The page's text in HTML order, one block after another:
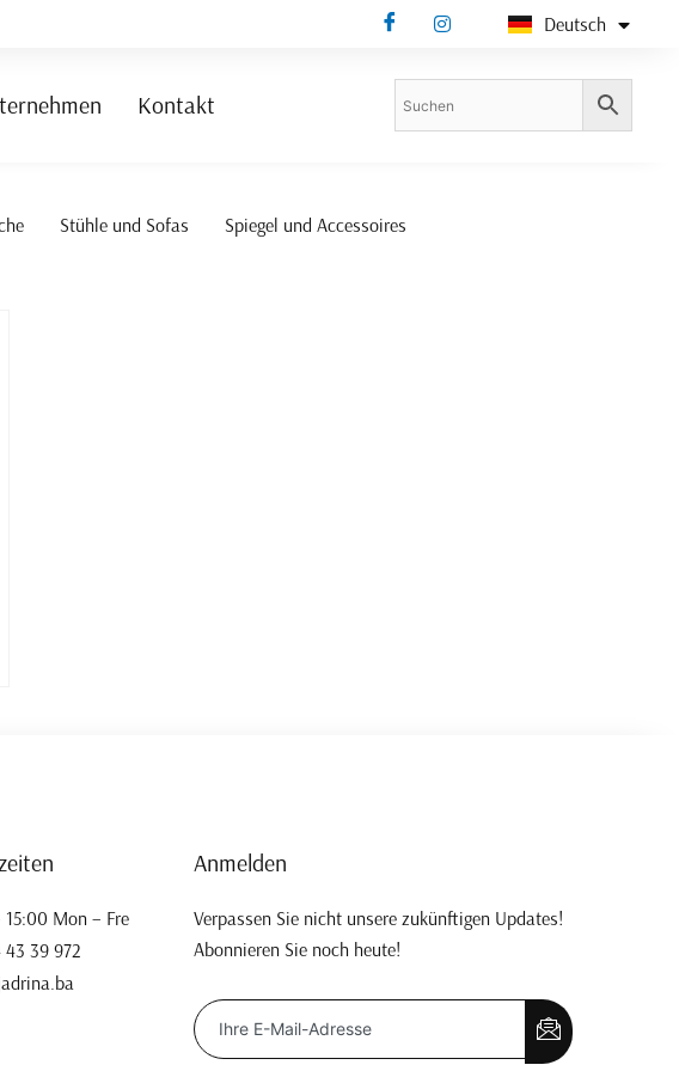
Deutsch
Bosanski
Kontakt
Stühle und Sofas Spiegel und Accessoires
Mon – Fre
43 39 972
Anmelden
Verpassen Sie nicht unsere zukünftigen Updates!
Abonnieren Sie noch heute!